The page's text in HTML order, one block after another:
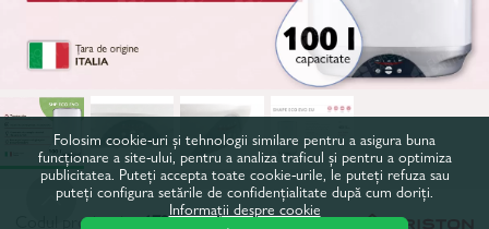
Codul produsului:17270
Folosim cookie-uri și tehnologii similare pentru a asigura buna
funcționare a site-ului, pentru a analiza traficul și pentru a optimiza
publicitatea. Puteți accepta toate cookie-urile, le puteți refuza sau
puteți configura setările de confidențialitate după cum doriți.
Informații despre cookie